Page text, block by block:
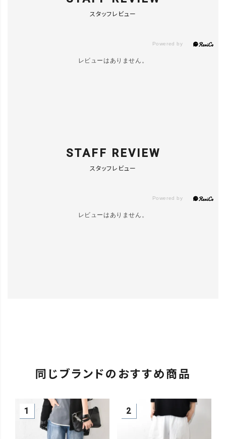
LINEで再入荷
スタッフレビュー
レビューはありません。
STAFF REVIEW
スタッフレビュー
レビューはありません。
同じブランドのおすすめ商品